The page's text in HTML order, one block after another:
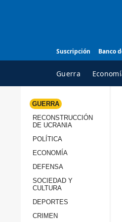
Suscripción Banco
Guerra
TODAS LAS
GUERRA
RECONSTRUCCIÓN
DE UCRANIA
POLÍTICA
ECONOMÍA
DEFENSA
SOCIEDAD Y
CULTURA
DEPORTES
CRIMEN